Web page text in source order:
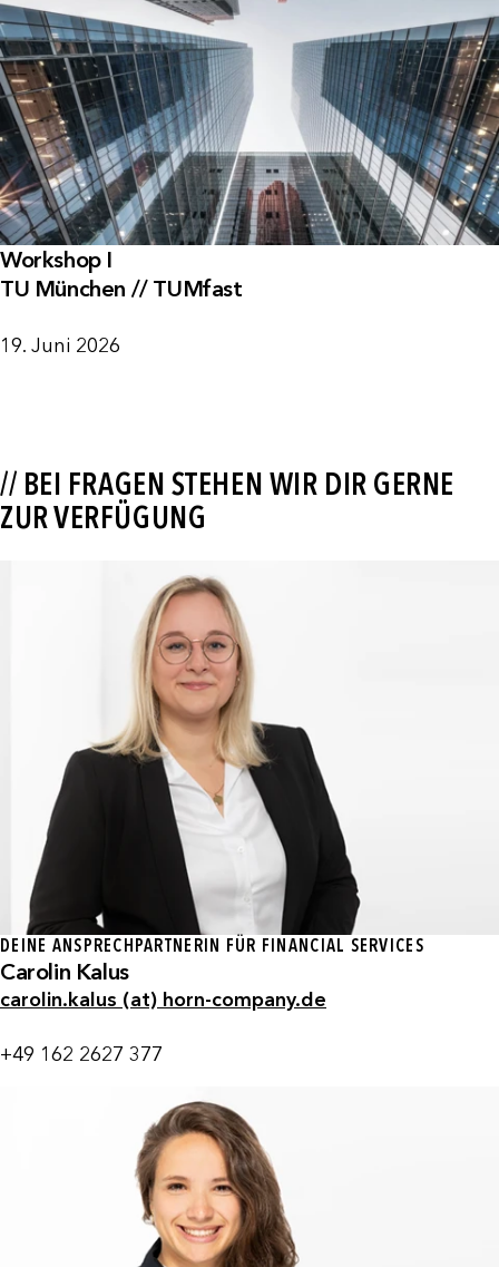
Workshop I
TU München // TUMfast
19. Juni 2026
// BEI FRAGEN STEHEN WIR DIR GERNE
ZUR VERFÜGUNG
DEINE ANSPRECHPARTNERIN FÜR FINANCIAL SERVICES
Carolin Kalus
carolin.kalus (at) horn-company.de
+49 162 2627 377